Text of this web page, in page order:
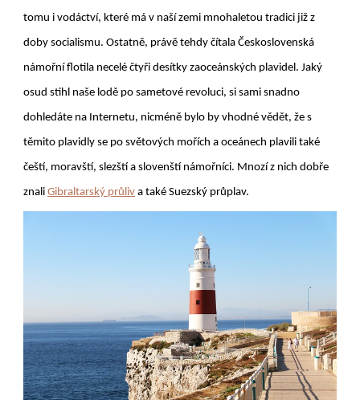
tomu i vodáctví, které má v naší zemi mnohaletou tradici již z
doby socialismu. Ostatně, právě tehdy čítala Československá
námořní flotila necelé čtyři desítky zaoceánských plavidel. Jaký
osud stihl naše lodě po sametové revoluci, si sami snadno
dohledáte na Internetu, nicméně bylo by vhodné vědět, že s
těmito plavidly se po světových mořích a oceánech plavili také
čeští, moravští, slezští a slovenští námořníci. Mnozí z nich dobře
znali Gibraltarský průliv a také Suezský průplav.